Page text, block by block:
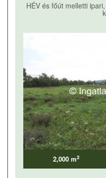
HÉV és főút melletti
2,000 m2